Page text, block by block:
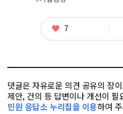
좋
7
댓글은 자유로운 의견 공유의 장
제안, 건의 등 답변이나 개선이 필
민원 응답소 누리집을 이용하여